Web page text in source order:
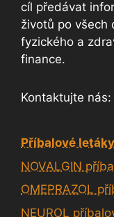
cíl předávat
životů po všech
fyzického a
finance.
Kontaktujte nás:
Příbalové letáky
NOVALGIN
OMEPRAZOL
NEUROL